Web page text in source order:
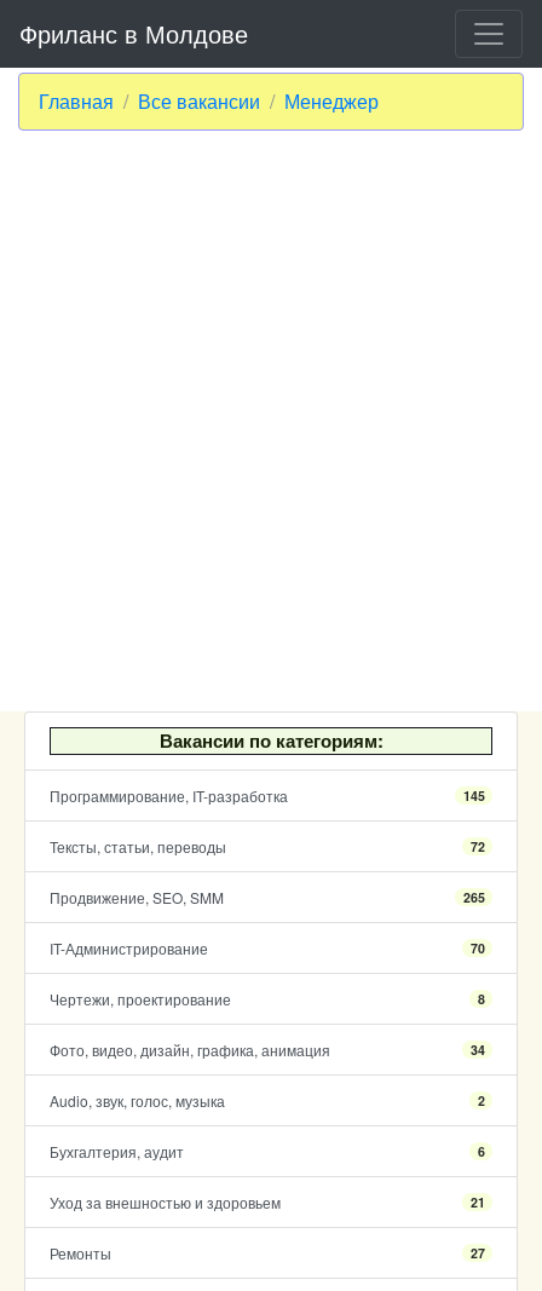
Фриланс в Молдове
Главная Все вакансии Менеджер
Вакансии по категориям:
Программирование, IT-разработка 145
Тексты, статьи, переводы 72
Продвижение, SEO, SMM 265
IT-Администрирование 70
Чертежи, проектирование 8
Фото, видео, дизайн, графика, анимация 34
Audio, звук, голос, музыка 2
Бухгалтерия, аудит 6
Уход за внешностью и здоровьем 21
Ремонты 27